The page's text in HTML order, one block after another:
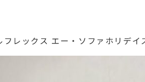
レックス エー・ソファホリデイ